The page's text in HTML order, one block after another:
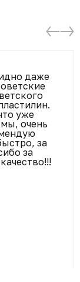
даже
уже
очень
за
за